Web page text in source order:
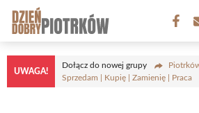
treści
UWAGA!
Dołącz do nowej grupy
Sprzedam | Kupię | Zamienię | Praca